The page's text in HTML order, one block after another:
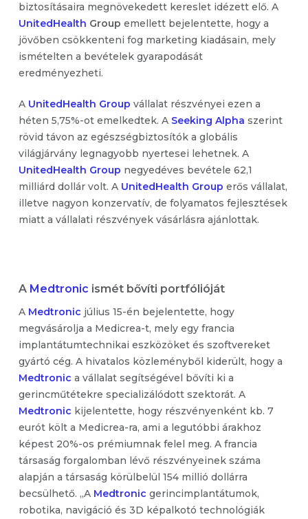
biztosításaira megnövekedett kereslet idézett elő. A
UnitedHealth Group emellett bejelentette, hogy a
jövőben csökkenteni fog marketing kiadásain, mely
ismételten a bevételek gyarapodását
eredményezheti.
A UnitedHealth Group vállalat részvényei ezen a
héten 5,75%-ot emelkedtek. A Seeking Alpha szerint
rövid távon az egészségbiztosítók a globális
világjárvány legnagyobb nyertesei lehetnek. A
UnitedHealth Group negyedéves bevétele 62,1
milliárd dollár volt. A UnitedHealth Group erős vállalat,
illetve nagyon konzervatív, de folyamatos fejlesztések
miatt a vállalati részvények vásárlásra ajánlottak.
A Medtronic ismét bővíti portfólióját
A Medtronic július 15-én bejelentette, hogy
megvásárolja a Medicrea-t, mely egy francia
implantátumtechnikai eszközöket és szoftvereket
gyártó cég. A hivatalos közleményből kiderült, hogy a
Medtronic a vállalat segítségével bővíti ki a
gerincműtétekre specializálódott szektorát. A
Medtronic kijelentette, hogy részvényenként kb. 7
eurót költ a Medicrea-ra, ami a legutóbbi árakhoz
képest 20%-os prémiumnak felel meg. A francia
társaság forgalomban lévő részvényeinek száma
alapján a társaság körülbelül 154 millió dollárra
becsülhető. „A Medtronic gerincimplantátumok,
robotika, navigáció és 3D képalkotó technológiák